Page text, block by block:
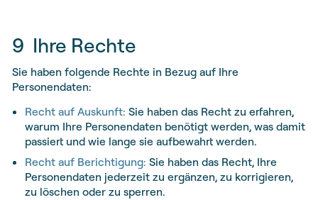
9 Ihre Rechte
Sie haben folgende Rechte in Bezug auf Ihre
Personendaten:
Recht auf Auskunft: Sie haben das Recht zu erfahren,
warum Ihre Personendaten benötigt werden, was damit
passiert und wie lange sie aufbewahrt werden.
Recht auf Berichtigung: Sie haben das Recht, Ihre
Personendaten jederzeit zu ergänzen, zu korrigieren,
zu löschen oder zu sperren.